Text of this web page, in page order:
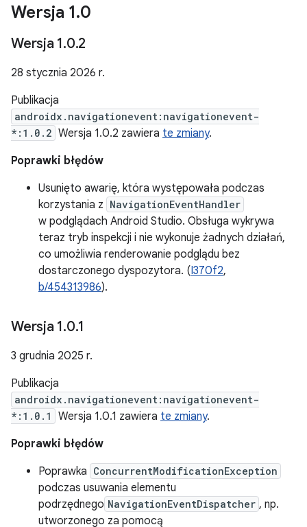
Wersja 1.0
Wersja 1.0.2
28 stycznia 2026 r.
Publikacja
androidx.navigationevent:navigationevent-
*:1.0.2 Wersja 1.0.2 zawiera te zmiany.
Poprawki błędów
Usunięto awarię, która występowała podczas
korzystania z NavigationEventHandler
w podglądach Android Studio. Obsługa wykrywa
teraz tryb inspekcji i nie wykonuje żadnych działań,
co umożliwia renderowanie podglądu bez
dostarczonego dyspozytora. (I370f2,
b/454313986).
Wersja 1.0.1
3 grudnia 2025 r.
Publikacja
androidx.navigationevent:navigationevent-
*:1.0.1
Wersja 1.0.1 zawiera te zmiany.
Poprawki błędów
Poprawka ConcurrentModificationException
podczas usuwania elementu
podrzędnego NavigationEventDispatcher , np.
utworzonego za pomocą